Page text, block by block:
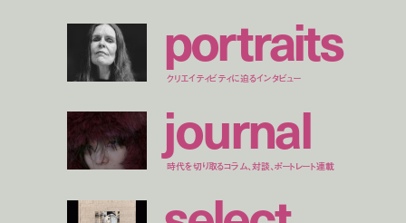
portraits
クリエイティビティに迫るインタビュー
journal
時代を切り取るコラム、対談、ポートレート連載